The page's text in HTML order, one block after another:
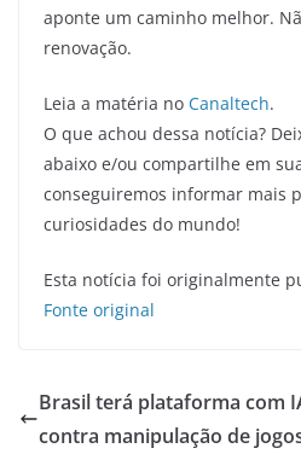
aponte um caminho melhor.
renovação.
Leia a matéria no Canaltech.
O que achou dessa notícia?
abaixo e/ou compartilhe em
conseguiremos informar mais
curiosidades do mundo!
Esta notícia foi originalmente
Fonte original
Brasil terá plataforma com
contra manipulação de